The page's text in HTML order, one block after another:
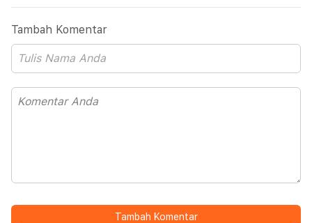
Tambah Komentar
Tambah Komentar